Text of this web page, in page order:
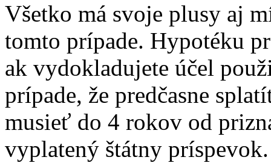
Všetko má svoje plusy aj
tomto prípade. Hypotéku
ak vydokladujete účel
prípade, že predčasne
musieť do 4 rokov od
vyplatený štátny príspevok.